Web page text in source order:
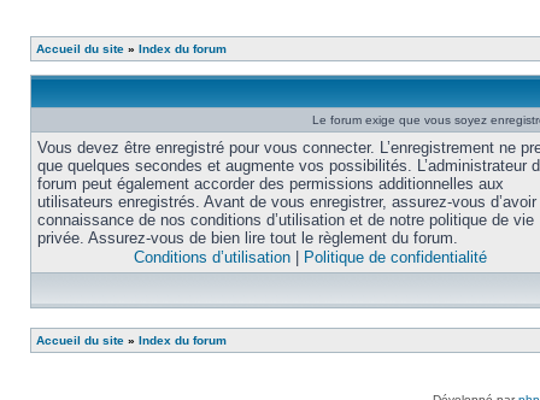
Accueil du site » Index du forum
Le forum exige que vous soyez
Vous devez être enregistré pour vous connecter. L’enregistrement ne
que quelques secondes et augmente vos possibilités. L’administrateur
forum peut également accorder des permissions additionnelles aux
utilisateurs enregistrés. Avant de vous enregistrer, assurez-vous
connaissance de nos conditions d’utilisation et de notre politique de vie
privée. Assurez-vous de bien lire tout le règlement du forum.
Conditions d’utilisation
Politique de confidentialité
Accueil du site » Index du forum